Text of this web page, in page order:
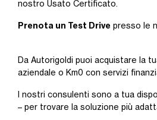
nostro Usato Certificato.
Prenota un Test Drive presso le
Da Autorigoldi puoi acquistare la
aziendale o Km0 con servizi
I nostri consulenti sono a tua
– per trovare la soluzione più